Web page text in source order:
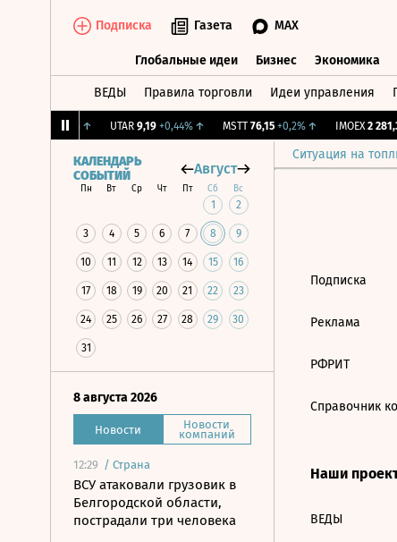
Подписка Газета MAX
Глобальные идеи Бизнес Экономика
ВЕДЫ Правила торговли Идеи управления
↑ UTAR 9,19 +0,44%↑ MSTT 76,15 +0,2%↑ IMOEX 2
Ситуация на
КАЛЕНДАРЬ
СОБЫТИЙ
Август
Пн Вт Ср Чт Пт Сб Вс
1 2
3 4 5 6 7 8 9
10 11 12 13 14 15 16
17 18 19 20 21 22 23
24 25 26 27 28 29 30
31
8 августа 2026
Новости Новости
компаний
12:29 / Страна
ВСУ атаковали грузовик в
Белгородской области,
пострадали три человека
Подписка
Реклама
РФРИТ
Справочник
Наши
ВЕДЫ